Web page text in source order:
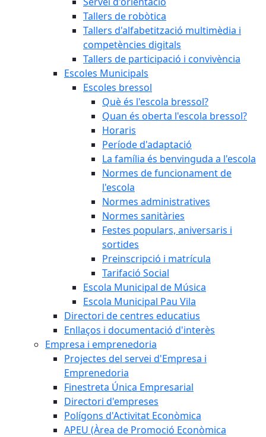
Tallers de robòtica
Tallers d'alfabetització multimèdia i
competències digitals
Tallers de participació i convivència
Escoles Municipals
Escoles bressol
Què és l'escola bressol?
Quan és oberta l'escola bressol?
Horaris
Període d'adaptació
La família és benvinguda a l'escola
Normes de funcionament de
l'escola
Normes administratives
Normes sanitàries
Festes populars, aniversaris i
sortides
Preinscripció i matrícula
Tarifació Social
Escola Municipal de Música
Escola Municipal Pau Vila
Directori de centres educatius
Enllaços i documentació d'interès
Empresa i emprenedoria
Projectes del servei d'Empresa i
Emprenedoria
Finestreta Única Empresarial
Directori d'empreses
Polígons d'Activitat Econòmica
APEU (Àrea de Promoció Econòmica